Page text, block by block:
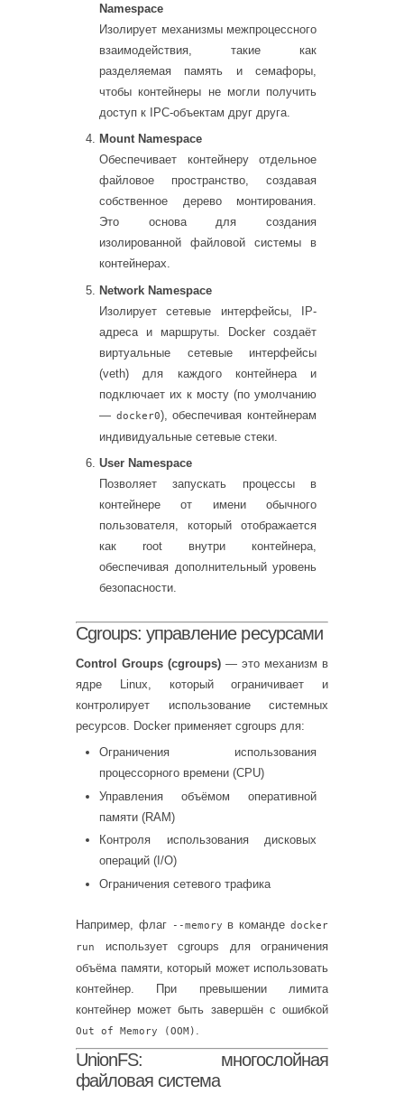
Namespace
Изолирует механизмы межпроцессного
взаимодействия, такие как
разделяемая память и семафоры,
чтобы контейнеры не могли получить
доступ к IPC-объектам друг друга.
Mount Namespace
Обеспечивает контейнеру отдельное
файловое пространство, создавая
собственное дерево монтирования.
Это основа для создания
изолированной файловой системы в
контейнерах.
Network Namespace
Изолирует сетевые интерфейсы, IP-
адреса и маршруты. Docker создаёт
виртуальные сетевые интерфейсы
(veth) для каждого контейнера и
подключает их к мосту (по умолчанию
— docker0), обеспечивая контейнерам
индивидуальные сетевые стеки.
User Namespace
Позволяет запускать процессы в
контейнере от имени обычного
пользователя, который отображается
как root внутри контейнера,
обеспечивая дополнительный уровень
безопасности.
Cgroups: управление ресурсами
Control Groups (cgroups) — это механизм в
ядре Linux, который ограничивает и
контролирует использование системных
ресурсов. Docker применяет cgroups для:
Ограничения использования
процессорного времени (CPU)
Управления объёмом оперативной
памяти (RAM)
Контроля использования дисковых
операций (I/O)
Ограничения сетевого трафика
Например, флаг --memory в командеdocker
run
использует cgroups для ограничения
объёма памяти, который может использовать
контейнер. При превышении лимита
контейнер может быть завершён с ошибкой
Out of Memory (OOM) .
UnionFS: многослойная
файловая система